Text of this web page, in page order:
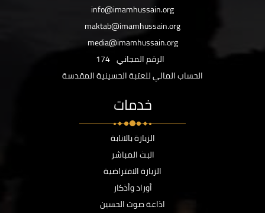
info@imamhussain.org
maktab@imamhussain.org
media@imamhussain.org
الرقم المجاني 174
الحساب المالي للعتبة الحسينية المقدسة
خدمات
الزيارة بالانابة
البث المباشر
الزيارة الافتراضية
أوراد وأذكار
اذاعة صوت الحسين